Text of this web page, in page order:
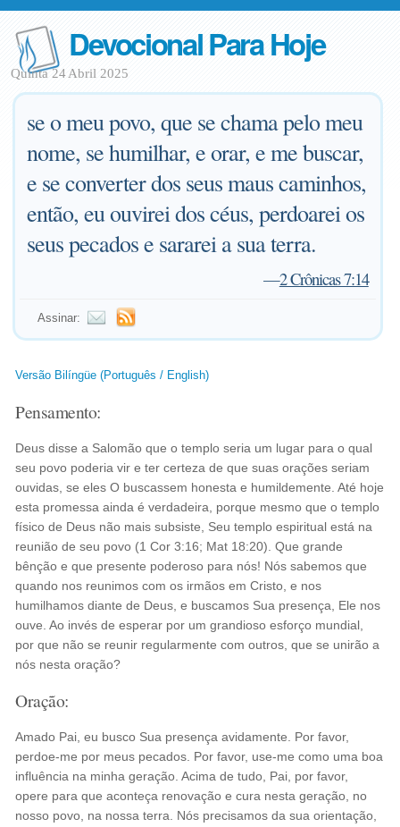
Devocional Para Hoje
Quinta 24 Abril 2025
se o meu povo, que se chama pelo meu
nome, se humilhar, e orar, e me buscar,
e se converter dos seus maus caminhos,
então, eu ouvirei dos céus, perdoarei os
seus pecados e sararei a sua terra.
—2 Crônicas 7:14
Assinar:
Versão Bilíngüe (Português / English)
Pensamento:
Deus disse a Salomão que o templo seria um lugar para o qual
seu povo poderia vir e ter certeza de que suas orações seriam
ouvidas, se eles O buscassem honesta e humildemente. Até hoje
esta promessa ainda é verdadeira, porque mesmo que o templo
físico de Deus não mais subsiste, Seu templo espiritual está na
reunião de seu povo (1 Cor 3:16; Mat 18:20). Que grande
bênção e que presente poderoso para nós! Nós sabemos que
quando nos reunimos com os irmãos em Cristo, e nos
humilhamos diante de Deus, e buscamos Sua presença, Ele nos
ouve. Ao invés de esperar por um grandioso esforço mundial,
por que não se reunir regularmente com outros, que se unirão a
nós nesta oração?
Oração:
Amado Pai, eu busco Sua presença avidamente. Por favor,
perdoe-me por meus pecados. Por favor, use-me como uma boa
influência na minha geração. Acima de tudo, Pai, por favor,
opere para que aconteça renovação e cura nesta geração, no
nosso povo, na nossa terra. Nós precisamos da sua orientação,